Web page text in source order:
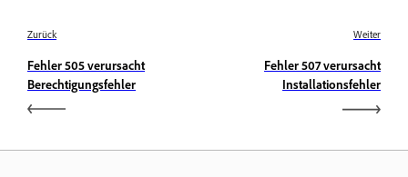
Zurück
Fehler 505 verursacht
Berechtigungsfehler
Weiter
Fehler 507 verursacht
Installationsfehler